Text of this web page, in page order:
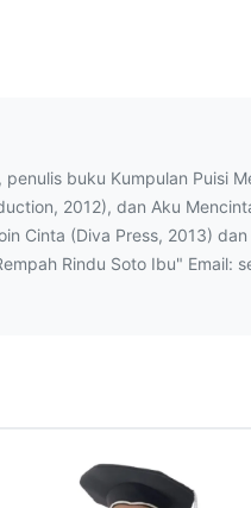
buku Kumpulan Puisi
2012), dan Aku
Cinta (Diva Press, 2013)
Rindu Soto Ibu" Email: